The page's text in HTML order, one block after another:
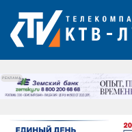
РЕКЛАМА